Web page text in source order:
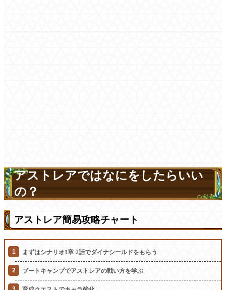
アストレアではなにをしたらいい
の？
アストレア簡易攻略チャート
まずはシナリオ1章-2話でダイナシールドをもらう
ブートキャンプでアストレアの戦い方を学ぶ